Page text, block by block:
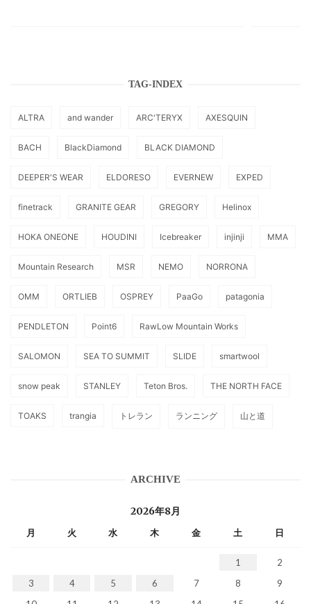
TAG-INDEX
ALTRA and wander ARC'TERYX AXESQUIN
BACH BlackDiamond BLACK DIAMOND
DEEPER'S WEAR ELDORESO EVERNEW EXPED
finetrack GRANITE GEAR GREGORY Helinox
HOKA ONEONE HOUDINI Icebreaker injinji MMA
Mountain Research MSR NEMO NORRONA
OMM ORTLIEB OSPREY PaaGo patagonia
PENDLETON Point6 RawLow Mountain Works
SALOMON SEA TO SUMMIT SLIDE smartwool
snow peak STANLEY Teton Bros. THE NORTH FACE
TOAKS trangia トレラン ランニング 山と道
ARCHIVE
2026年8月
月 火 水 木 金 土 日
1
2
3
4 5 6 7 8
9